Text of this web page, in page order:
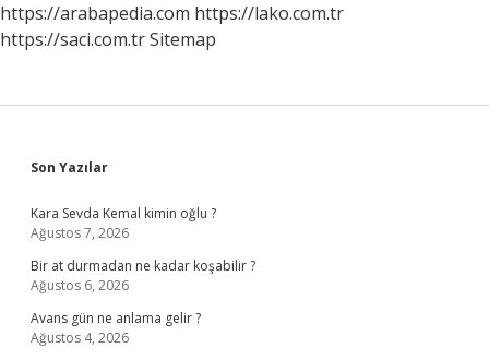
https://arabapedia.com https://lako.com.tr
https://saci.com.trSitemap
Sidebar
Son Yazılar
Kara Sevda Kemal kimin oğlu ?
Ağustos 7, 2026
Bir at durmadan ne kadar koşabilir ?
Ağustos 6, 2026
Avans gün ne anlama gelir ?
Ağustos 4, 2026